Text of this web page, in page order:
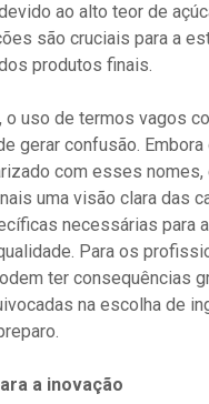
ao alto teor de
são cruciais para a
produtos finais.
o uso de termos vagos
gerar confusão.
com esses
uma visão clara das
necessárias para
Para os
ter consequências
na escolha de
a inovação